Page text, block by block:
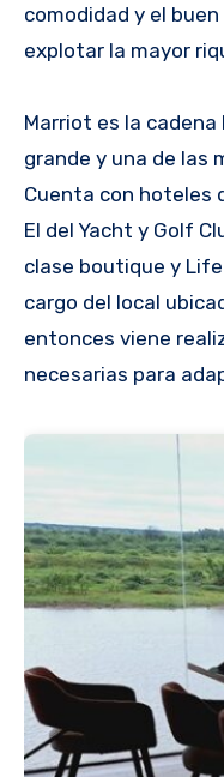
comodidad y el
explotar la mayor
Marriot es la
grande y una de las
Cuenta con hoteles
El del Yacht y Golf
clase boutique y
cargo del local
entonces viene
necesarias para